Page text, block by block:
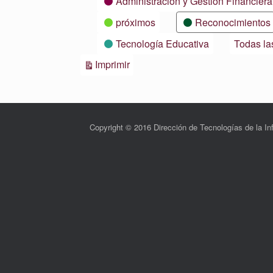
próximos
Reconocimientos
Tecnología Educativa
Todas
ImprimirVistas
Copyright © 2016 Dirección de Tecnologías de la